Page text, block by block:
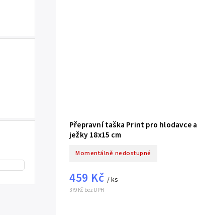
Přepravní taška Print pro hlodavce a
ježky 18x15 cm
Momentálně nedostupné
379 Kč bez DPH
459 Kč / ks